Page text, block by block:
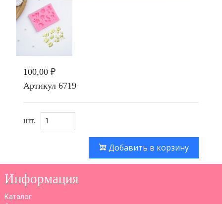
100,00 ₽
Артикул 6719
шт.
Добавить в корзину
Информация
Каталог